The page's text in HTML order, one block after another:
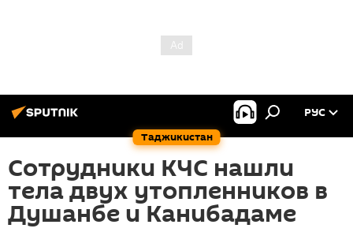
Таджикистан
РУС
Сотрудники КЧС нашли
тела двух утопленников в
Душанбе и Канибадаме